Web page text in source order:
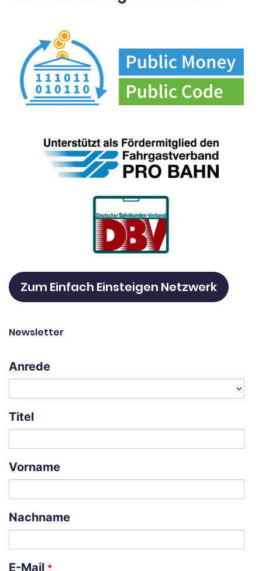
Zum Einfach Einsteigen Netzwerk
Newsletter
Anrede
Titel
Vorname
Nachname
E-Mail *